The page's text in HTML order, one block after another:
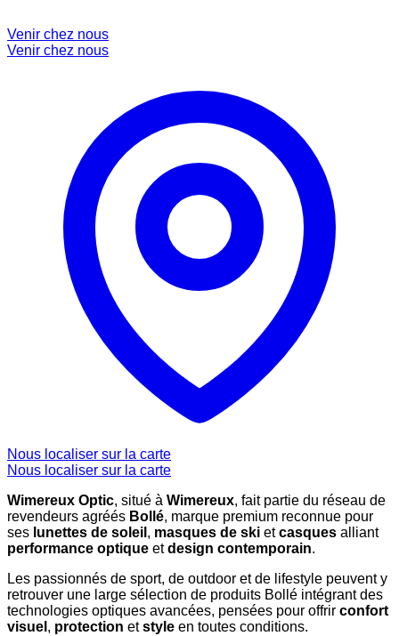
Venir chez nous
Venir chez nous
Nous localiser sur la carte
Nous localiser sur la carte
Wimereux Optic, situé à Wimereux, fait partie du réseau de
revendeurs agréés Bollé, marque premium reconnue pour
ses lunettes de soleil , masques de ski etcasques alliant
performance optique etdesign contemporain.
Les passionnés de sport, de outdoor et de lifestyle peuvent y
retrouver une large sélection de produits Bollé intégrant des
technologies optiques avancées, pensées pour offrir confort
visuel , protection etstyle en toutes conditions.